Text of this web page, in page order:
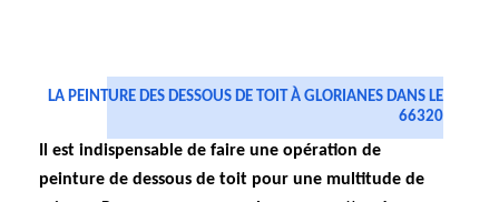
LA PEINTURE DES DESSOUS DE TOIT À GLORIANES DANS LE
66320
Il est indispensable de faire une opération de
peinture de dessous de toit pour une multitude de